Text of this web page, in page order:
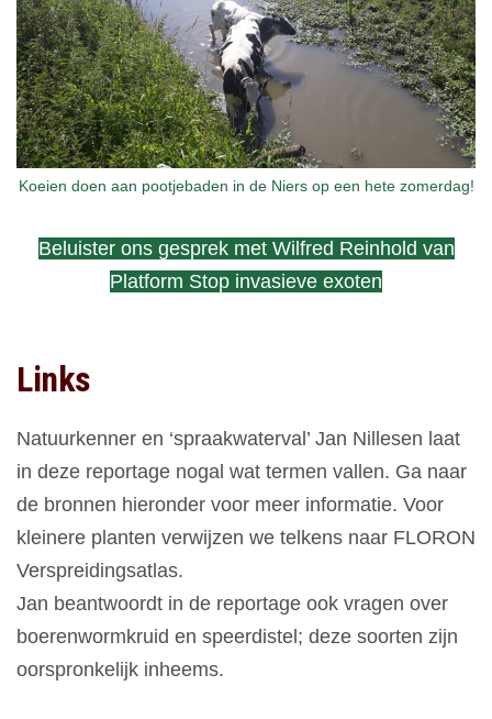
Koeien doen aan pootjebaden in de Niers op een hete zomerdag!
Beluister ons gesprek met Wilfred Reinhold van
Platform Stop invasieve exoten
Links
Natuurkenner en ‘spraakwaterval’ Jan Nillesen laat
in deze reportage nogal wat termen vallen. Ga naar
de bronnen hieronder voor meer informatie. Voor
kleinere planten verwijzen we telkens naar FLORON
Verspreidingsatlas.
Jan beantwoordt in de reportage ook vragen over
boerenwormkruid en speerdistel; deze soorten zijn
oorspronkelijk inheems.